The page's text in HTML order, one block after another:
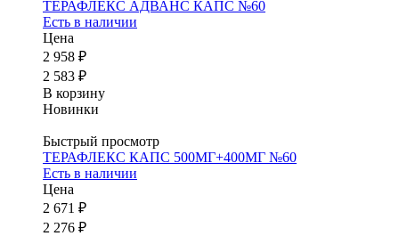
ТЕРАФЛЕКС АДВАНС КАПС №60
Есть в наличии
Цена
2 958 ₽
2 583 ₽
В корзину
Новинки
Быстрый просмотр
ТЕРАФЛЕКС КАПС 500МГ+400МГ №60
Есть в наличии
Цена
2 671 ₽
2 276 ₽